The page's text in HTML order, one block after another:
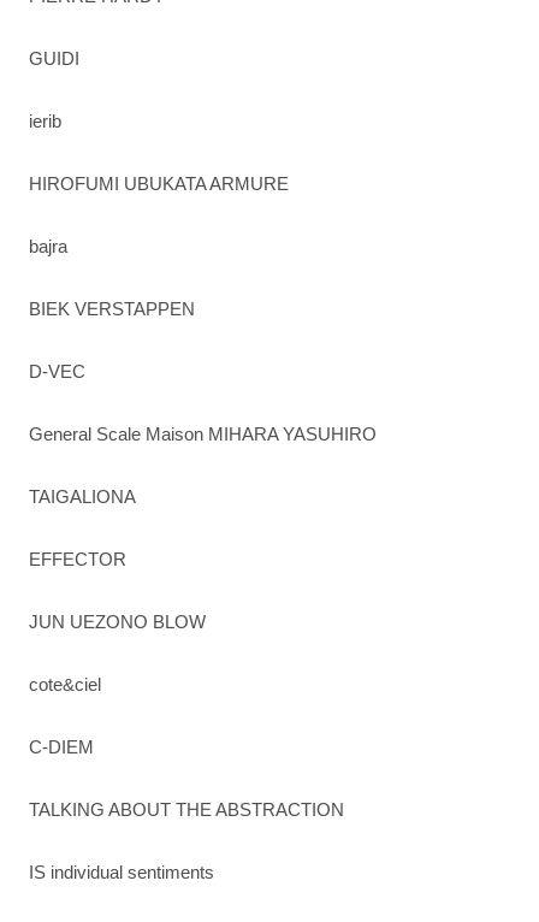
GUIDI
ierib
HIROFUMI UBUKATA ARMURE
bajra
BIEK VERSTAPPEN
D-VEC
General Scale Maison MIHARA YASUHIRO
TAIGALIONA
EFFECTOR
JUN UEZONO BLOW
cote&ciel
C-DIEM
TALKING ABOUT THE ABSTRACTION
IS individual sentiments